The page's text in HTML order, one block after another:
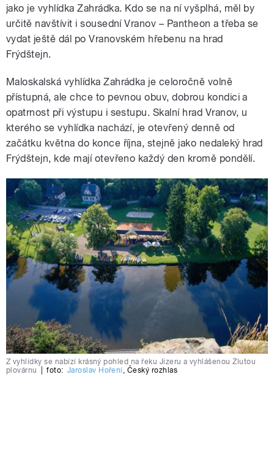
jako je vyhlídka Zahrádka. Kdo se na ní vyšplhá, měl by
určitě navštívit i sousední Vranov – Pantheon a třeba se
vydat ještě dál po Vranovském hřebenu na hrad
Frýdštejn.
Maloskalská vyhlídka Zahrádka je celoročně volně
přístupná, ale chce to pevnou obuv, dobrou kondici a
opatrnost při výstupu i sestupu. Skalní hrad Vranov, u
kterého se vyhlídka nachází, je otevřený denně od
začátku května do konce října, stejně jako nedaleký hrad
Frýdštejn, kde mají otevřeno každý den kromě pondělí.
Z vyhlídky se nabízí krásný pohled na řeku Jizeru a vyhlášenou Žlutou
plovárnu
foto: Jaroslav Hoření Český rozhlas